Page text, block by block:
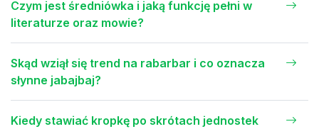
Czym jest średniówka i jaką funkcję pełni w
literaturze oraz mowie?
Skąd wziął się trend na rabarbar i co oznacza
słynne jabajbaj?
Kiedy stawiać kropkę po skrótach jednostek